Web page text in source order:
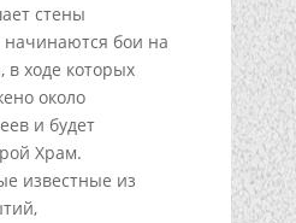
стены
бои на
в ходе которых
около
и будет
Храм.
известные из